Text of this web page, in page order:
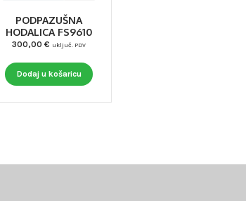
PODPAZUŠNA
HODALICA FS9610
300,00€ uključ. PDV
Dodaj u košaricu